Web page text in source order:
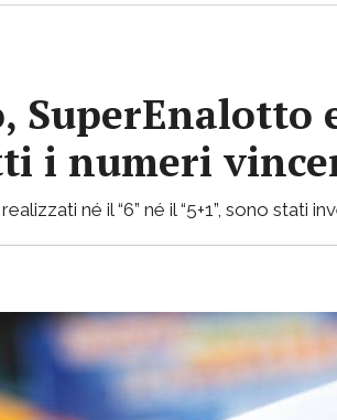
SuperEnalotto
i numeri
né il “6” né il “5+1”, sono stati